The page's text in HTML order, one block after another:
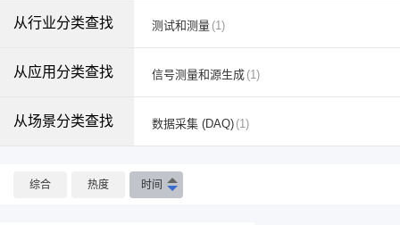
从行业分类查找 测试和测量 (1)
从应用分类查找 信号测量和源生成 (1)
从场景分类查找 数据采集 (DAQ) (1)
综合 热度 时间